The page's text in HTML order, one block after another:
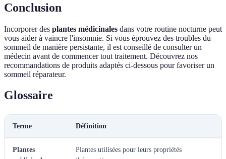
Conclusion
Incorporer des plantes médicinales dans votre routine nocturne peut
vous aider à vaincre l'insomnie. Si vous éprouvez des troubles du
sommeil de manière persistante, il est conseillé de consulter un
médecin avant de commencer tout traitement. Découvrez nos
recommandations de produits adaptés ci-dessous pour favoriser un
sommeil réparateur.
Glossaire
Terme Définition
Plantes
Plantes utilisées pour leurs propriétés